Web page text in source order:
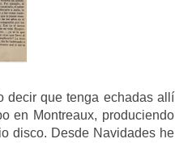
decir que tenga echadas allí
en Montreaux, produciendo
disco. Desde Navidades he